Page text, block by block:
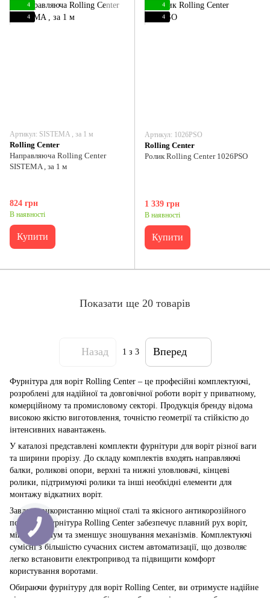
Фурнітура для воріт Rolling Center – це професійні комплектуючі,
розроблені для надійної та довговічної роботи воріт у приватному,
комерційному та промисловому секторі. Продукція бренду відома
високою якістю виготовлення, точністю геометрії та стійкістю до
інтенсивних навантажень.
У каталозі представлені комплекти фурнітури для воріт різної ваги
та ширини прорізу. До складу комплектів входять направляючі
балки, роликові опори, верхні та нижні уловлювачі, кінцеві
ролики, підтримуючі ролики та інші необхідні елементи для
монтажу відкатних воріт.
Завдяки використанню міцної сталі та якісного антикорозійного
покриття фурнітура Rolling Center забезпечує плавний рух воріт,
мінімізує шум та зменшує зношування механізмів. Комплектуючі
сумісні з більшістю сучасних систем автоматизації, що дозволяє
легко встановити електропривод та підвищити комфорт
користування воротами.
Обираючи фурнітуру для воріт Rolling Center, ви отримуєте надійне
4
4
Артикул: SISTEMA , за 1 м
Rolling Center
Направляюча Rolling Center
SISTEMA , за 1 м
824 грн
В наявності
Купити
4
4
Артикул: 1026PSO
Rolling Center
Ролик Rolling Center 1026PSO
1 339 грн
В наявності
Купити
Показати ще 20 товарів
Назад 1 з 3 Вперед